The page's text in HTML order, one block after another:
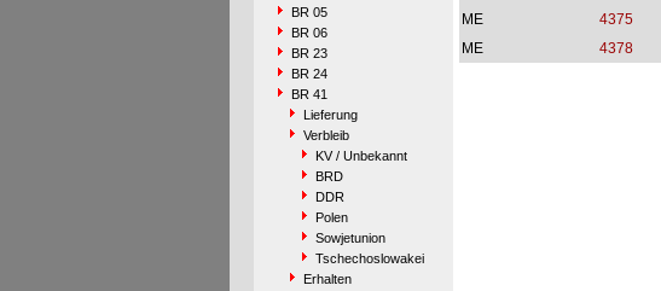
BR 05
BR 06
BR 23
BR 24
BR 41
Lieferung
Verbleib
KV / Unbekannt
BRD
DDR
Polen
Sowjetunion
Tschechoslowakei
Erhalten
ME
4375
ME
4378